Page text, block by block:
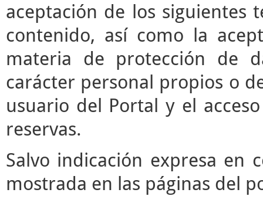
aceptación de los siguientes
contenido, así como la
materia de protección de
carácter personal propios o
usuario del Portal y el
reservas.
Salvo indicación expresa en
mostrada en las páginas del